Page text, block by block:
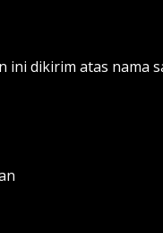
ini dikirim atas nama